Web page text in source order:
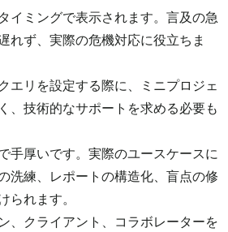
イミングで表示されます。言及の急
れず、実際の危機対応に役立ちま
エリを設定する際に、ミニプロジェ
、技術的なサポートを求める必要も
手厚いです。実際のユースケースに
洗練、レポートの構造化、盲点の修
られます。
、クライアント、コラボレーターを